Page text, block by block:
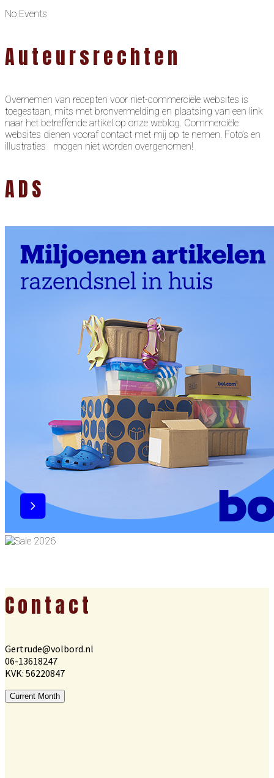
No Events
Auteursrechten
Overnemen van recepten voor niet-commerciële websites is
toegestaan, mits met bronvermelding en plaatsing van een link
naar het betreffende artikel op onze weblog. Commerciële
websites dienen vooraf contact met mij op te nemen. Foto’s en
illustraties mogen niet worden overgenomen!
ADS
Footer
Contact
Gertrude@volbord.nl
06-13618247
KVK: 56220847
Current Month